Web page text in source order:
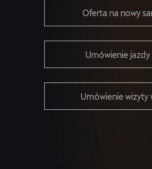
Oferta na nowy
Umówienie
Umówienie wizyty